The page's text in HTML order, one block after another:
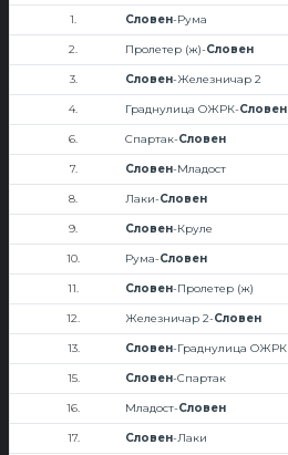
1. Словен-Рума
2. Пролетер (ж)-Словен
3. Словен-Железничар 2
4. Граднулица ОЖРК-Словен
6. Спартак-Словен
7. Словен-Младост
8. Лаки-Словен
9. Словен-Круле
10. Рума-Словен
11. Словен-Пролетер (ж)
12. Железничар 2-Словен
13. Словен-Граднулица ОЖРК
15. Словен-Спартак
16. Младост-Словен
17. Словен-Лаки